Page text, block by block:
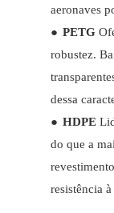
aeronaves
● PETG
robustez.
dessa
● HDPE
do que a
resistência